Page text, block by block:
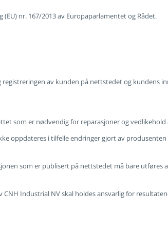
nr. 167/2013 av Europaparlamentet og Rådet.
av kunden på nettstedet og kundens
som er nødvendig for reparasjoner og
oppdateres i tilfelle endringer gjort av
som er publisert på nettstedet må bare
Industrial NV skal holdes ansvarlig for